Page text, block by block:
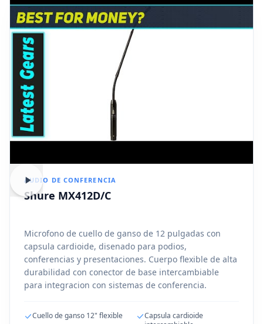
AUDIO DE CONFERENCIA
Shure MX412D/C
Microfono de cuello de ganso de 12 pulgadas con
capsula cardioide, disenado para podios,
conferencias y presentaciones. Cuerpo flexible de alta
durabilidad con conector de base intercambiable
para integracion con sistemas de conferencia.
Cuello de ganso 12" flexible
Capsula cardioide